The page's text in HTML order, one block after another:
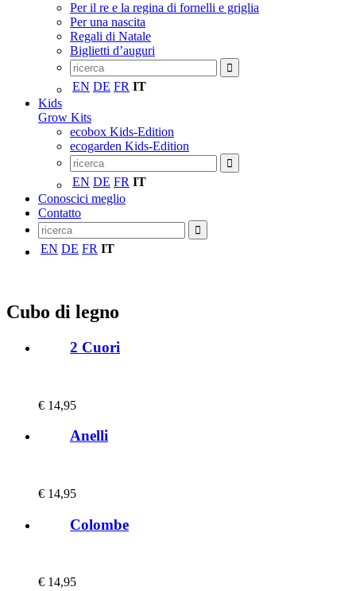
Per il re e la regina di fornelli e griglia
Per una nascita
Regali di Natale
Biglietti d’auguri
EN DE FR IT
Kids
Grow Kits
ecobox Kids-Edition
ecogarden Kids-Edition
EN DE FR IT
Conoscici meglio
Contatto
EN DE FR IT
Cubo di legno
2 Cuori
€ 14,95
Anelli
€ 14,95
Colombe
€ 14,95